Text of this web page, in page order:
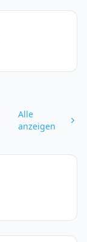
Alle
anzeigen